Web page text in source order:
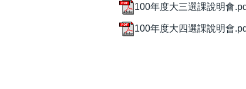
100年度大三選課說明會
100年度大四選課說明會